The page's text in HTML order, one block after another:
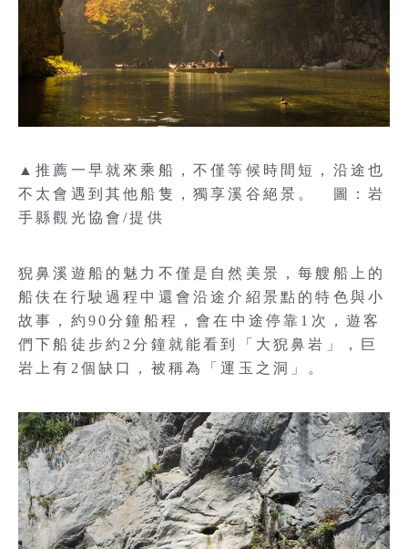
▲推薦一早就來乘船，不僅等候時間短，沿途也
不太會遇到其他船隻，獨享溪谷絕景。 圖：岩
手縣觀光協會/提供
猊鼻溪遊船的魅力不僅是自然美景，每艘船上的
船伕在行駛過程中還會沿途介紹景點的特色與小
故事，約90分鐘船程，會在中途停靠1次，遊客
們下船徒步約2分鐘就能看到「大猊鼻岩」，巨
岩上有2個缺口，被稱為「運玉之洞」。